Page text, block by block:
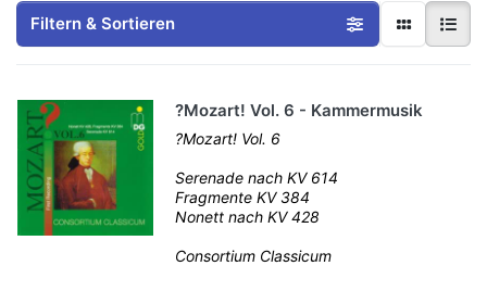
Filtern & Sortieren
?Mozart! Vol. 6 - Kammermusik
?Mozart! Vol. 6
Serenade nach KV 614
Fragmente KV 384
Nonett nach KV 428
Consortium Classicum